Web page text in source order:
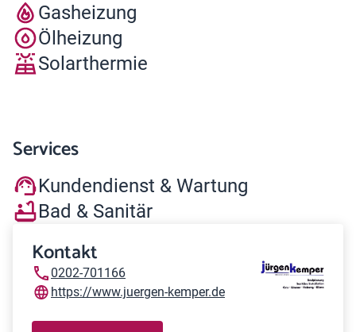
Gasheizung
Ölheizung
Solarthermie
Services
Kundendienst & Wartung
Bad & Sanitär
Kontakt
0202-701166
https://www.juergen-kemper.de